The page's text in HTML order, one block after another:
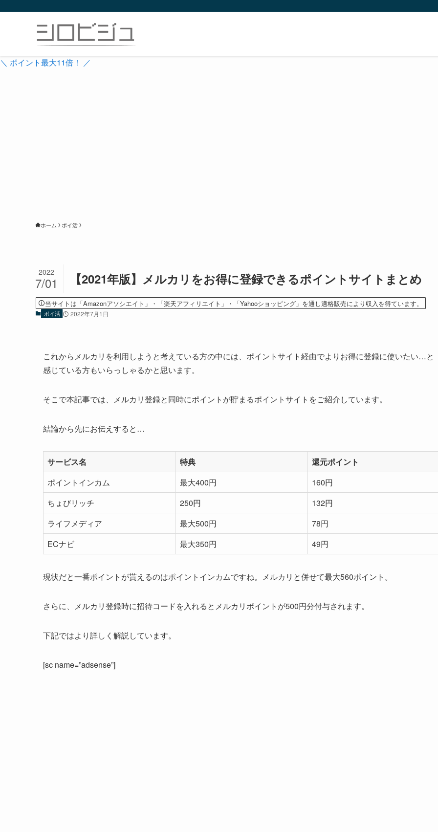
＼ ポイント最大11倍！ ／
ホーム ポイ活
【2021年版】メルカリをお得に登録できるポイントサイトまとめ
2022
7/01
当サイトは「Amazonアソシエイト」・「楽天アフィリエイト」・「Yahooショッピング」を通し適格販売により収入を得ています。
ポイ活 2022年7月1日
これからメルカリを利用しようと考えている方の中には、ポイントサイト経由でよりお得に登録に使いたい…と
感じている方もいらっしゃるかと思います。
そこで本記事では、メルカリ登録と同時にポイントが貯まるポイントサイトをご紹介しています。
結論から先にお伝えすると…
サービス名 特典
還元ポイント
ポイントインカム
最大400円
160円
ちょびリッチ
250円
132円
ライフメディア
最大500円
78円
ECナビ
最大350円 49円
現状だと一番ポイントが貰えるのはポイントインカムですね。メルカリと併せて最大560ポイント。
さらに、メルカリ登録時に招待コードを入れるとメルカリポイントが500円分付与されます。
下記ではより詳しく解説しています。
[sc name=”adsense”]